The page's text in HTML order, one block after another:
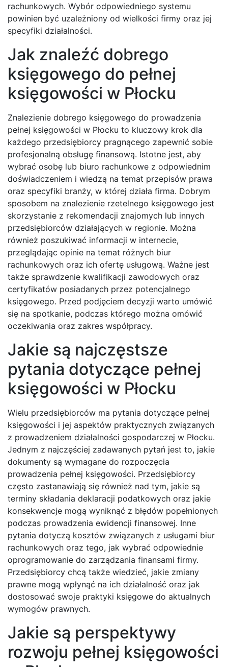
rachunkowych. Wybór odpowiedniego systemu
powinien być uzależniony od wielkości firmy oraz jej
specyfiki działalności.
Jak znaleźć dobrego
księgowego do pełnej
księgowości w Płocku
Znalezienie dobrego księgowego do prowadzenia
pełnej księgowości w Płocku to kluczowy krok dla
każdego przedsiębiorcy pragnącego zapewnić sobie
profesjonalną obsługę finansową. Istotne jest, aby
wybrać osobę lub biuro rachunkowe z odpowiednim
doświadczeniem i wiedzą na temat przepisów prawa
oraz specyfiki branży, w której działa firma. Dobrym
sposobem na znalezienie rzetelnego księgowego jest
skorzystanie z rekomendacji znajomych lub innych
przedsiębiorców działających w regionie. Można
również poszukiwać informacji w internecie,
przeglądając opinie na temat różnych biur
rachunkowych oraz ich ofertę usługową. Ważne jest
także sprawdzenie kwalifikacji zawodowych oraz
certyfikatów posiadanych przez potencjalnego
księgowego. Przed podjęciem decyzji warto umówić
się na spotkanie, podczas którego można omówić
oczekiwania oraz zakres współpracy.
Jakie są najczęstsze
pytania dotyczące pełnej
księgowości w Płocku
Wielu przedsiębiorców ma pytania dotyczące pełnej
księgowości i jej aspektów praktycznych związanych
z prowadzeniem działalności gospodarczej w Płocku.
Jednym z najczęściej zadawanych pytań jest to, jakie
dokumenty są wymagane do rozpoczęcia
prowadzenia pełnej księgowości. Przedsiębiorcy
często zastanawiają się również nad tym, jakie są
terminy składania deklaracji podatkowych oraz jakie
konsekwencje mogą wyniknąć z błędów popełnionych
podczas prowadzenia ewidencji finansowej. Inne
pytania dotyczą kosztów związanych z usługami biur
rachunkowych oraz tego, jak wybrać odpowiednie
oprogramowanie do zarządzania finansami firmy.
Przedsiębiorcy chcą także wiedzieć, jakie zmiany
prawne mogą wpłynąć na ich działalność oraz jak
dostosować swoje praktyki księgowe do aktualnych
wymogów prawnych.
Jakie są perspektywy
rozwoju pełnej księgowości